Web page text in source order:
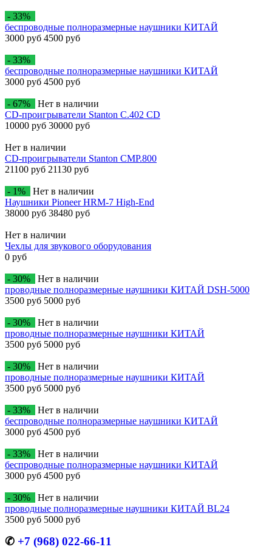
- 33%
беспроводные полноразмерные наушники КИТАЙ
3000 руб 4500 руб
- 33%
беспроводные полноразмерные наушники КИТАЙ
3000 руб 4500 руб
- 67%
Нет в наличии
CD-проигрыватели Stanton C.402 CD
10000 руб 30000 руб
Нет в наличии
CD-проигрыватели Stanton CMP.800
21100 руб 21130 руб
- 1%
Нет в наличии
Наушники Pioneer HRM-7 High-End
38000 руб 38480 руб
Нет в наличии
Чехлы для звукового оборудования
0 руб
- 30%
Нет в наличии
проводные полноразмерные наушники КИТАЙ DSH-5000
3500 руб 5000 руб
- 30%
Нет в наличии
проводные полноразмерные наушники КИТАЙ
3500 руб 5000 руб
- 30%
Нет в наличии
проводные полноразмерные наушники КИТАЙ
3500 руб 5000 руб
- 33%
Нет в наличии
беспроводные полноразмерные наушники КИТАЙ
3000 руб 4500 руб
- 33%
Нет в наличии
беспроводные полноразмерные наушники КИТАЙ
3000 руб 4500 руб
- 30%
Нет в наличии
проводные полноразмерные наушники КИТАЙ BL24
3500 руб 5000 руб
✆ +7 (968) 022-66-11